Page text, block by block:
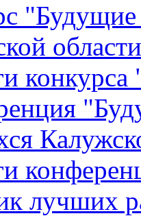
области
лучших